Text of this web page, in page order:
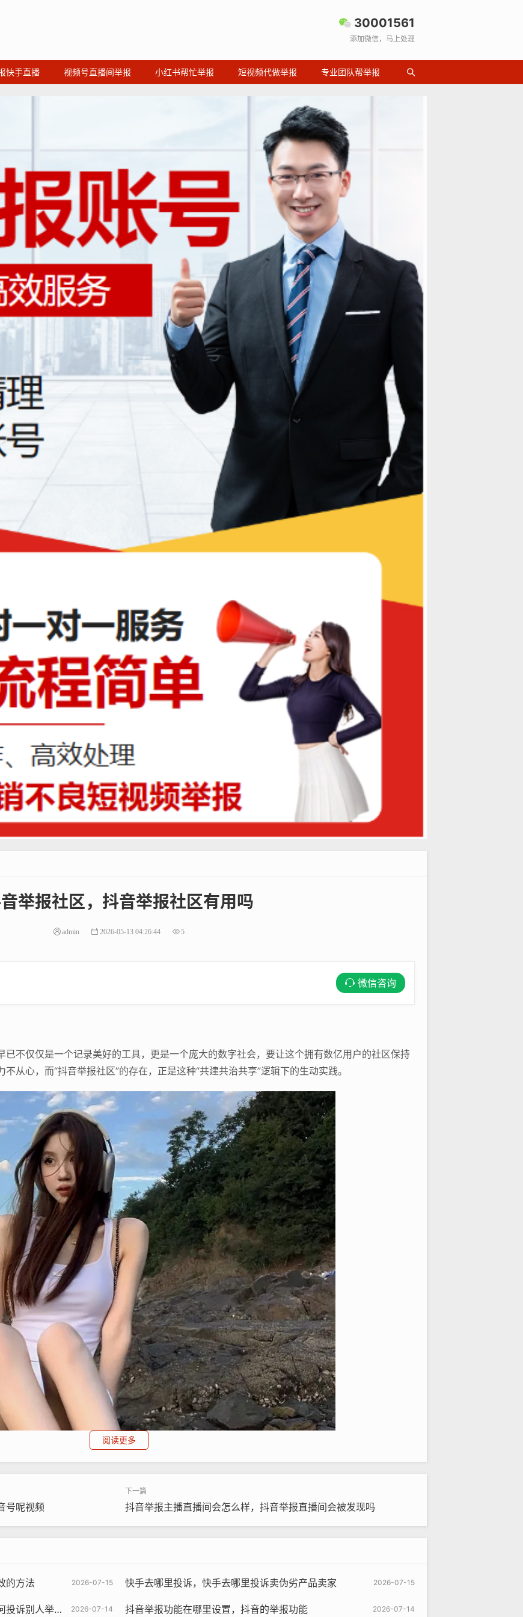
30001561
添加微信，马上处理
快手直播 视频号直播间举报 小红书帮忙举报 短视频代做举报 专业团队帮举报
举报社区，抖音举报社区有用吗
admin 2026-05-13 04:26:44 5
微信咨询
不仅仅是一个记录美好的工具，更是一个庞大的数字社会，要让这个拥有数亿用户的社区保持
从心，而“抖音举报社区”的存在，正是这种“共建共治共享”逻辑下的生动实践。
一个由官方引导、用户深度参与的“云端评议会”，当用户遇到违规内容并提交举报后，系统并
、争议较大的案例，平台会将判定权部分让渡给经过筛选和培训的大众评审员，也就是社区中
容进行投票判断,决定其是否违规。
精准把握文化语境与情感细微变化的痛点，很多涉及隐性违规、灰色幽默或社会公序良俗边界
阅读更多
号呢视频 抖音举报主播直播间会怎么样，抖音举报直播间会被发现吗
2026-07-15
的方法 2026-07-15
快手去哪里投诉，快手去哪里投诉卖伪劣产品卖家
2026-07-14
别人举报我 2026-07-14
抖音举报功能在哪里设置，抖音的举报功能